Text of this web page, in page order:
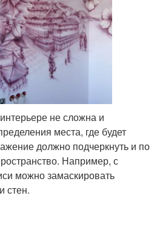
не сложна и
места, где будет
должно подчеркнуть и по
Например, с
можно замаскировать
стен.